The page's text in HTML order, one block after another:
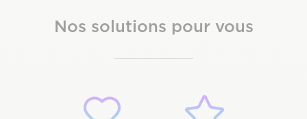
Nos solutions pour vous
Pictogramme
Image Pictogramme
Image